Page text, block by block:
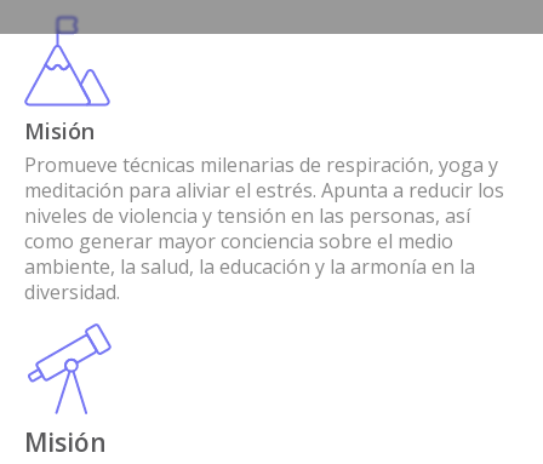
Misión
Promueve técnicas milenarias de respiración, yoga y
meditación para aliviar el estrés. Apunta a reducir los
niveles de violencia y tensión en las personas, así
como generar mayor conciencia sobre el medio
ambiente, la salud, la educación y la armonía en la
diversidad.
Misión